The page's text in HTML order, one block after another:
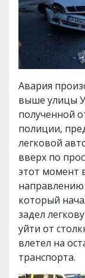
Авария
выше улицы
полученной
полиции,
легковой
вверх по
этот момент
направлению
который
задел
уйти от
влетел на
транспорта.